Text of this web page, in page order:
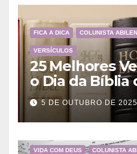
FICA A DICA COLUNISTA
VERSÍCULOS
25 Melhores
o Dia da Bíblia
a importância
Deus
5 DE OUTUBRO DE 2025
VIDA COM DEUS COLUNISTA